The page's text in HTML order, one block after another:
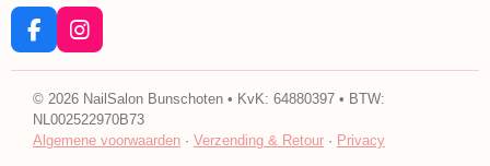
F
a
c
e
b
o
I
n
s
t
a
g
© 2026 NailSalon Bunschoten • KvK: 64880397 • BTW:
NL002522970B73
Algemene voorwaarden · Verzending & Retour · Privacy